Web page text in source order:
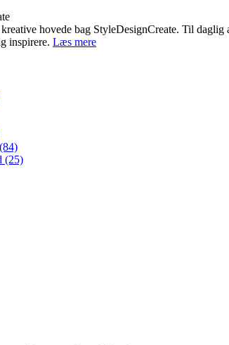
hovede bag StyleDesignCreate. Til
inspirere. Læs mere
(84)
(25)